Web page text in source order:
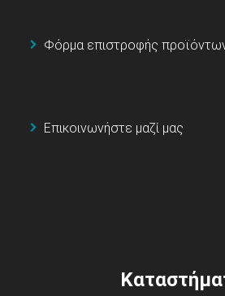
Φόρμα επιστροφής
Επικοινωνήστε μαζί μας